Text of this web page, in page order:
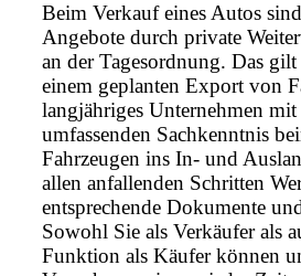
Beim Verkauf eines Autos
Angebote durch private
an der Tagesordnung. Das
einem geplanten Export von
langjähriges Unternehmen mit
umfassenden Sachkenntnis
Fahrzeugen ins In- und
allen anfallenden Schritten
entsprechende Dokumente
Sowohl Sie als Verkäufer als
Funktion als Käufer können